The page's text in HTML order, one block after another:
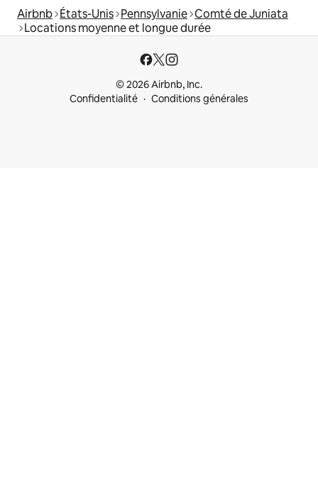
Airbnb États-Unis Pennsylvanie Comté de Juniata
Locations moyenne et longue durée
© 2026 Airbnb, Inc.
Confidentialité
Conditions générales